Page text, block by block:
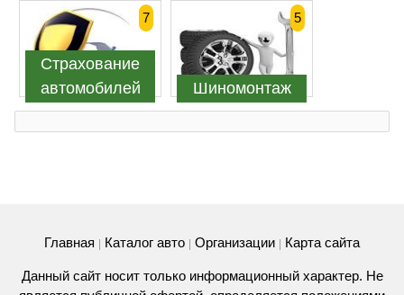
Страхование
автомобилей
7
Шиномонтаж
5
Главная Каталог авто Организации Карта сайта
Данный сайт носит только информационный характер. Не